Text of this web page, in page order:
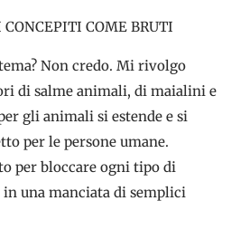
COME BRUTI
Non credo. Mi rivolgo
di salme animali, di maialini e
gli animali si estende e si
per le persone umane.
per bloccare ogni tipo di
una manciata di semplici